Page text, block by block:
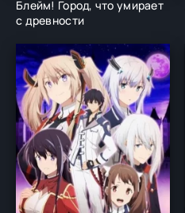
Блейм! Город, что умирает
с древности